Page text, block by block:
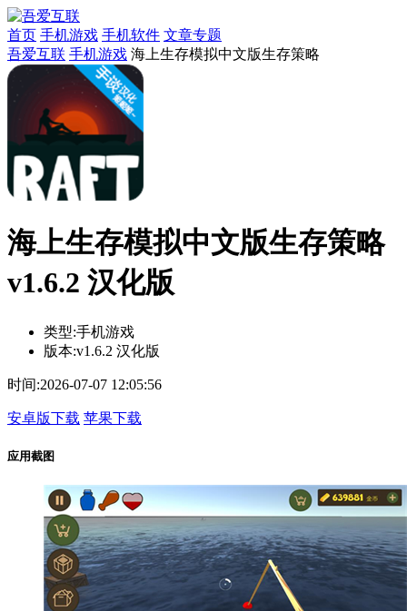
首页 手机游戏 手机软件 文章专题
吾爱互联 手机游戏 海上生存模拟中文版生存策略
海上生存模拟中文版生存策略
v1.6.2 汉化版
类型:手机游戏
版本:v1.6.2 汉化版
时间:2026-07-07 12:05:56
安卓版下载 苹果下载
应用截图